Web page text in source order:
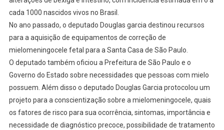
cada 1000 nascidos vivos no Brasil.
No ano passado, o deputado Douglas garcia destinou recursos
para a aquisição de equipamentos de correção de
mielomeningocele fetal para a Santa Casa de São Paulo.
O deputado também oficiou a Prefeitura de São Paulo e o
Governo do Estado sobre necessidades que pessoas com mielo
possuem. Além disso o deputado Douglas Garcia protocolou um
projeto para a conscientização sobre a mielomeningocele, quais
os fatores de risco para sua ocorrência, sintomas, importância e
necessidade de diagnóstico precoce, possibilidade de tratamento